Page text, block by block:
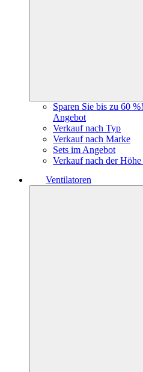
Sparen Sie bis zu 60
Angebot
Verkauf nach Typ
Verkauf nach Marke
Sets im Angebot
Verkauf nach der Höhe
Ventilatoren